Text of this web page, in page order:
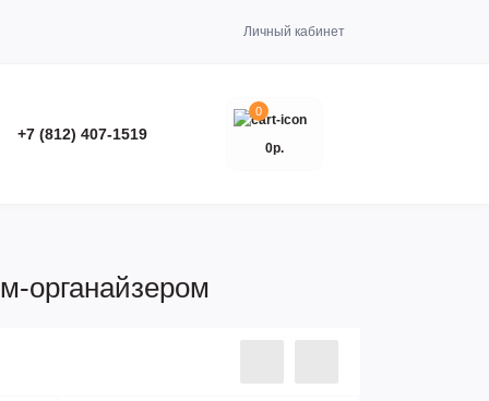
Личный кабинет
+7 (812) 407-1519
0
0р.
органайзером